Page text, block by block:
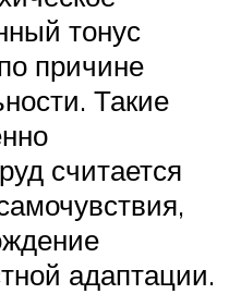
тонус
причине
Такие
считается
адаптации.